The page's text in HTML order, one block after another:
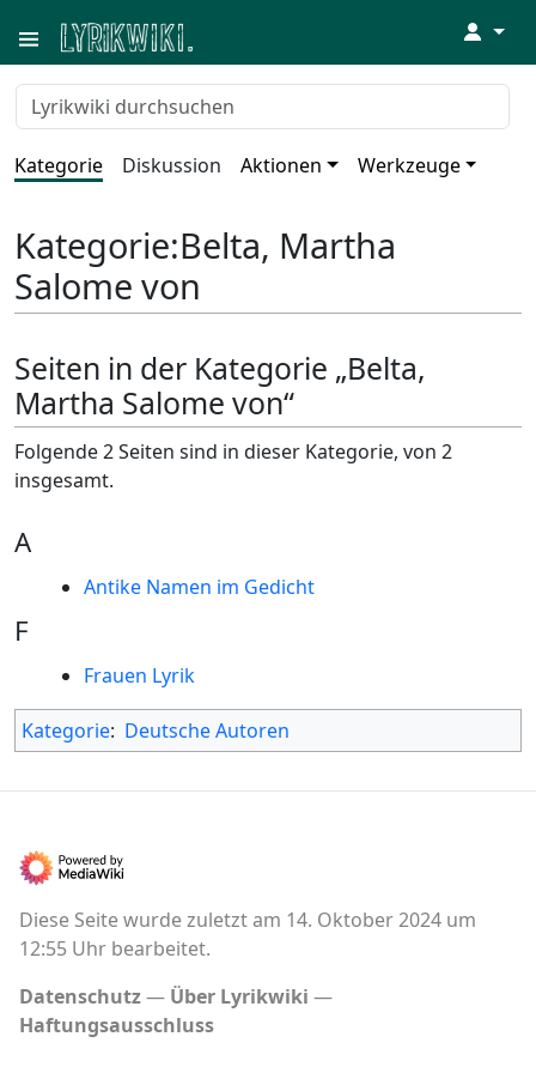
↓
Kategorie Diskussion Aktionen Werkzeuge
Kategorie:Belta, Martha
Salome von
Seiten in der Kategorie „Belta,
Martha Salome von“
Folgende 2 Seiten sind in dieser Kategorie, von 2
insgesamt.
A
Antike Namen im Gedicht
F
Frauen Lyrik
Kategorie: Deutsche Autoren
Diese Seite wurde zuletzt am 14. Oktober 2024 um
12:55 Uhr bearbeitet.
Datenschutz
Über Lyrikwiki
Haftungsausschluss